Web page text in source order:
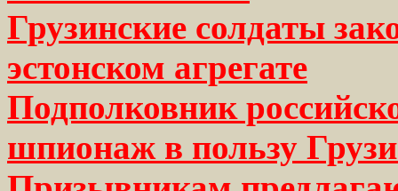
Грузинские солдаты
эстонском агрегате
Подполковник
шпионаж в пользу